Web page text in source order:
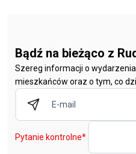
Bądź na bieżąco z
Szereg informacji o
mieszkańców oraz o tym, co
Pytanie kontrolne*